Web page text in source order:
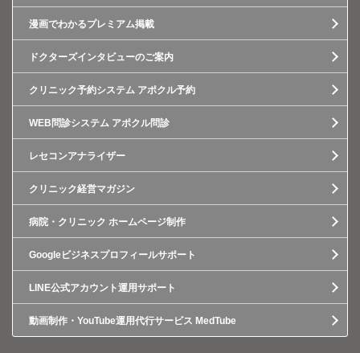
漫画でわかるプレミアム掲載
ドクターズインタビューのご案内
クリニック予約システム アポクル予約
WEB問診システム アポクル問診
レセコンアナライザー
クリニック経営マガジン
病院・クリニック ホームページ制作
Googleビジネスプロフィールサポート
LINE公式アカウント運用サポート
動画制作・YouTube運用代行サービス MedTube